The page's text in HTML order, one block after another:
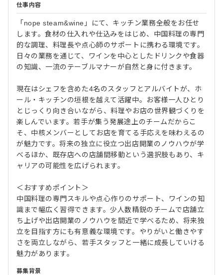
仕事内容
「nope steam&wine」にて、キッチン業務全般をお任せ
します。食材の仕入れや仕込みをはじめ、中国料理の専門
的な調理、料理長や点心師のサポートに携わる環境です。
日々の業務を通じて、ワインを中心としたドリンクや食器
の知識、一流のテーブルマナーが自然と身に付きます。
現在はシェフを含めた4名のスタッフとアルバイトが、ホ
ール・キッチンの垣根を越えて活躍中。お客様一人ひとり
とじっくり向き合いながら、料理やお店の世界観づくりを
楽しんでいます。若手が集う発展途上のチームだからこ
そ、中核メンバーとしてお店を育てる手応えを味わえるの
が魅力です。将来の独立に役立つ出店開業のノウハウが学
べるほか、既存店への店舗間移動という選択肢もあり、キ
ャリアの可能性を広げられます。
＜おすすめポイント＞
中国料理の専門スキルや点心作りのサポート、ワインの知
識まで幅広く習得できます。少人数精鋭のチームで店舗立
ち上げや出店開業のノウハウを間近で学べるため、将来独
立を目指す方にも有意義な環境です。やりがいと働きやす
さを両立しながら、若手スタッフと一緒に成長していける
魅力があります。
募集背景